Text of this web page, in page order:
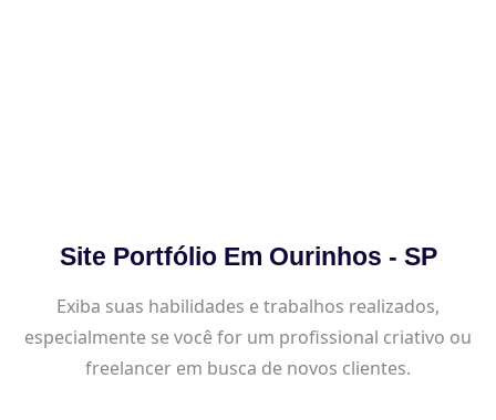
Site Portfólio Em Ourinhos - SP
Exiba suas habilidades e trabalhos realizados,
especialmente se você for um profissional criativo ou
freelancer em busca de novos clientes.